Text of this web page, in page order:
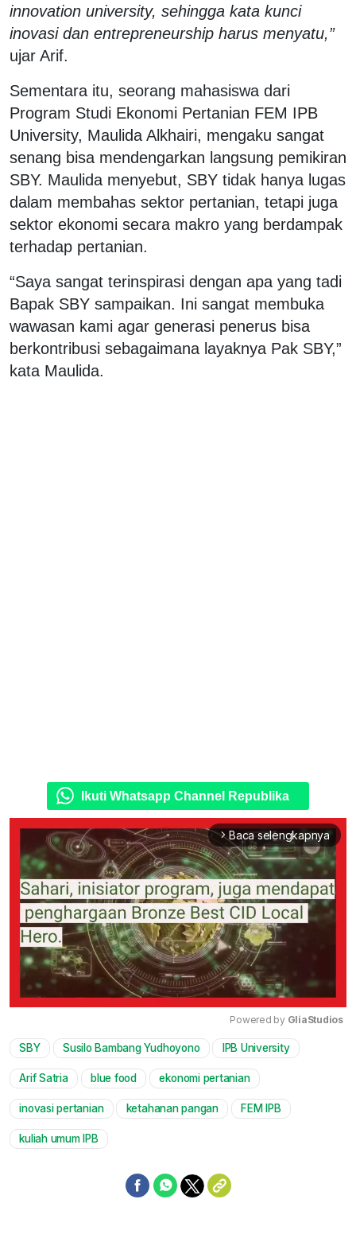
innovation university, sehingga kata kunci
inovasi dan entrepreneurship harus menyatu,”
ujar Arif.
Sementara itu, seorang mahasiswa dari
Program Studi Ekonomi Pertanian FEM IPB
University, Maulida Alkhairi, mengaku sangat
senang bisa mendengarkan langsung pemikiran
SBY. Maulida menyebut, SBY tidak hanya lugas
dalam membahas sektor pertanian, tetapi juga
sektor ekonomi secara makro yang berdampak
terhadap pertanian.
“Saya sangat terinspirasi dengan apa yang tadi
Bapak SBY sampaikan. Ini sangat membuka
wawasan kami agar generasi penerus bisa
berkontribusi sebagaimana layaknya Pak SBY,”
kata Maulida.
Ikuti Whatsapp Channel Republika
arrow_forward_ios Baca selengkapnya
Mute
Powered by GliaStudios
SBY Susilo Bambang Yudhoyono IPB University
Arif Satria blue food ekonomi pertanian
inovasi pertanian ketahanan pangan FEM IPB
kuliah umum IPB